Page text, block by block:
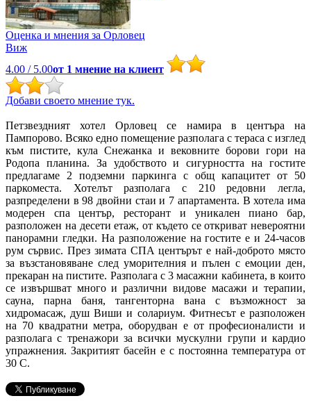
Оценка и мнения за Орловец
Виж
4.00 / 5.00от 1 мнение на клиент
Добави своето мнение тук.
Петзвездният хотел Орловец се намира в центъра на
Пампорово. Всяко едно помещение разполага с тераса с изглед
към пистите, кула Снежанка и вековните борови гори на
Родопа планина. За удобството и сигурността на гостите
предлагаме 2 подземни паркинга с общ капацитет от 50
паркоместа. Хотелът разполага с 210 редовни легла,
разпределени в 98 двойни стаи и 7 апартамента. В хотела има
модерен спа център, ресторант и уникален пиано бар,
разположен на десети етаж, от където се откриват невероятни
панорамни гледки. На разположение на гостите е и 24-часов
рум сървис. През зимата СПА центърът е най-доброто място
за възстановяване след уморителния и пълен с емоции ден,
прекаран на пистите. Разполага с 3 масажни кабинета, в които
се извършват много и различни видове масажи и терапии,
сауна, парна баня, тангенторна вана с възможност за
хидромасаж, душ Виши и солариум. Фитнесът е разположен
на 70 квадратни метра, оборудван е от професионалисти и
разполага с тренажори за всички мускулни групи и кардио
упражнения. Закритият басейн е с постоянна температура от
30 C.